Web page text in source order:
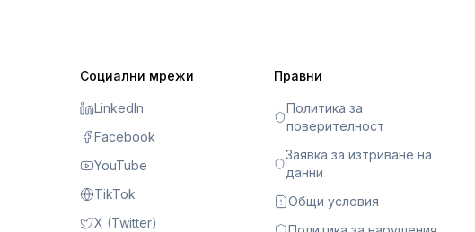
Социални мрежи
LinkedIn
Facebook
YouTube
TikTok
X (Twitter)
Правни
Политика за
поверителност
Заявка за изтриване на
данни
Общи условия